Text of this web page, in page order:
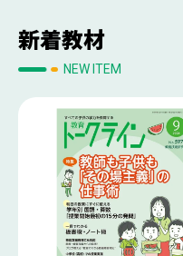
新着教材
NEW ITEM